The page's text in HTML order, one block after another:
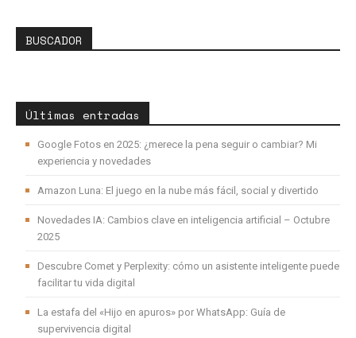
BUSCADOR
Últimas entradas
Google Fotos en 2025: ¿merece la pena seguir o cambiar? Mi
experiencia y novedades
Amazon Luna: El juego en la nube más fácil, social y divertido
Novedades IA: Cambios clave en inteligencia artificial – Octubre
2025
Descubre Comet y Perplexity: cómo un asistente inteligente puede
facilitar tu vida digital
La estafa del «Hijo en apuros» por WhatsApp: Guía de
supervivencia digital